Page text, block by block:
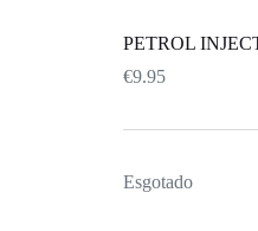
PETROL
€9.95
Esgotado